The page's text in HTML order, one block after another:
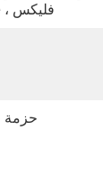
فليكس ، IC-Substrate ، قلب م
حزمة